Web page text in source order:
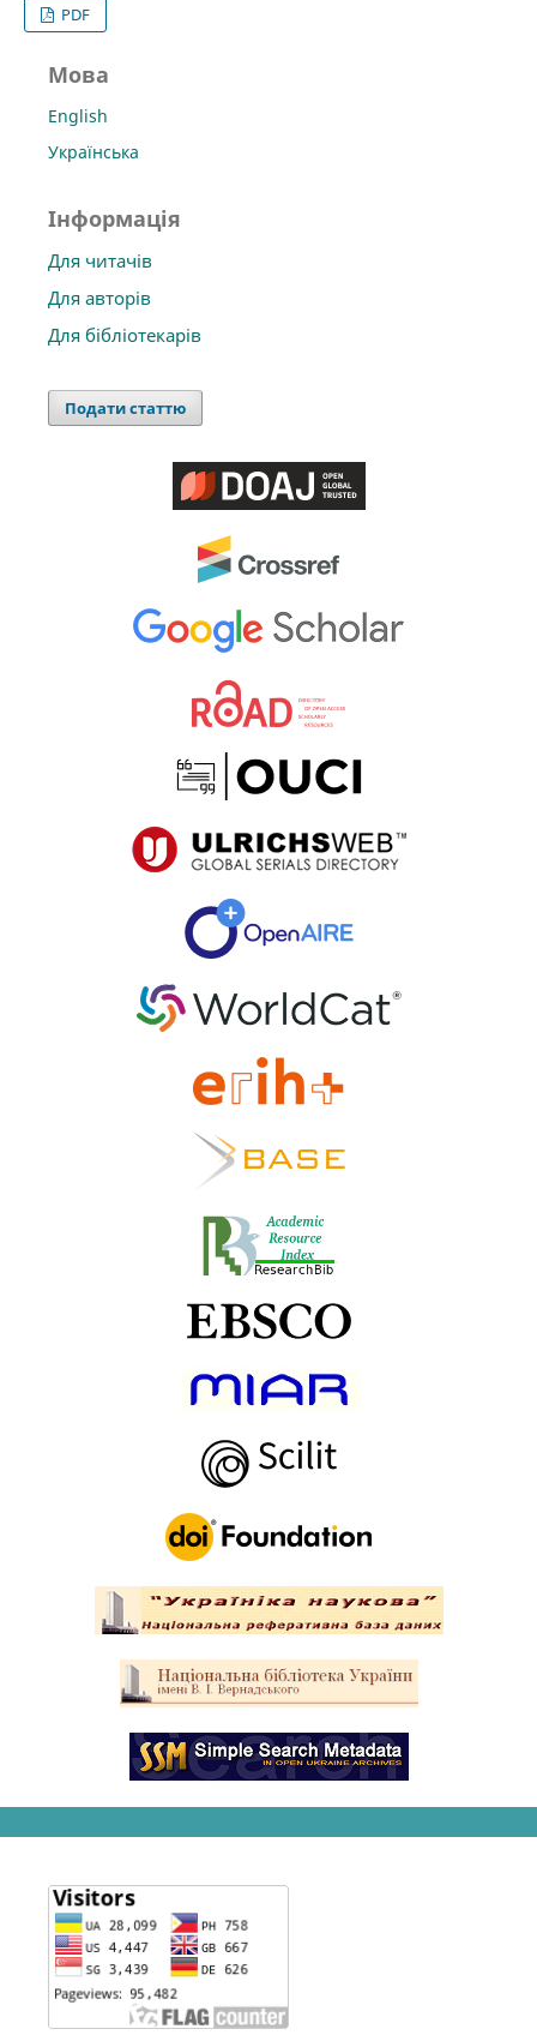
PDF
Мова
English
Українська
Інформація
Для читачів
Для авторів
Для бібліотекарів
Подати статтю